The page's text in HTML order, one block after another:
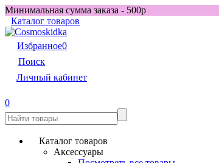
Минимальная сумма заказа - 500р
Каталог товаров
Избранное0
Поиск
Личный кабинет
0
Каталог товаров
Аксессуары